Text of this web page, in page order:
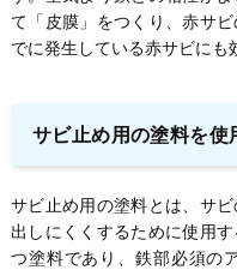
て「皮膜」をつくり、赤サ
でに発生している赤サビにも
サビ止め用の塗料を使
サビ止め用の塗料とは、サ
出しにくくするために使用
つ塗料であり、鉄部必須の